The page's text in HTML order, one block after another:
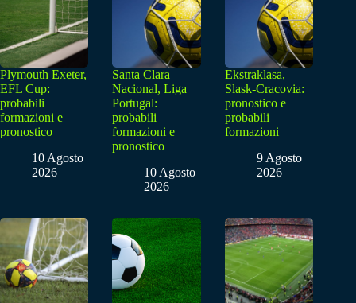
Plymouth Exeter,
EFL Cup:
probabili
formazioni e
pronostico
10 Agosto
2026
Santa Clara
Nacional, Liga
Portugal:
probabili
formazioni e
pronostico
10 Agosto
2026
Ekstraklasa,
Slask-Cracovia:
pronostico e
probabili
formazioni
9 Agosto
2026